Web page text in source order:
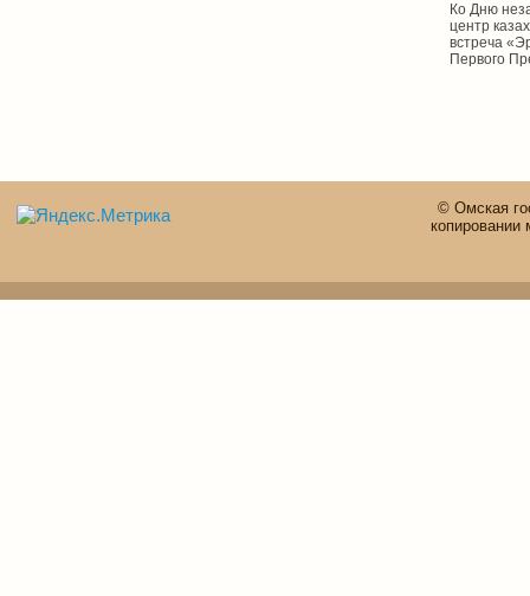
Ко Дню
центр
встреча
Первого
© Омская
копировании